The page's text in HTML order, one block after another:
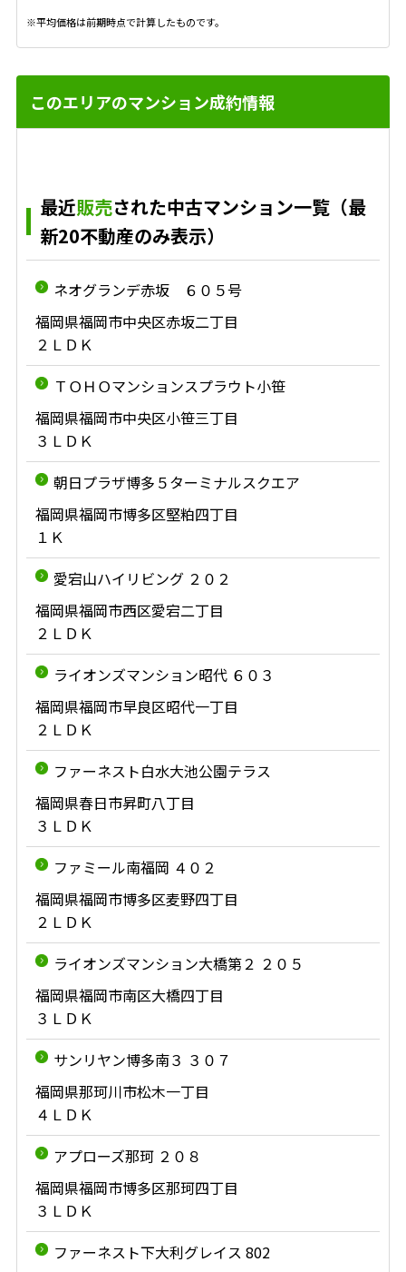
※平均価格は前期時点で計算したものです。
このエリアのマンション成約情報
最近販売された中古マンション一覧（最
新20不動産のみ表示）
ネオグランデ赤坂 ６０５号
福岡県福岡市中央区赤坂二丁目
２ＬＤＫ
ＴＯＨＯマンションスプラウト小笹
福岡県福岡市中央区小笹三丁目
３ＬＤＫ
朝日プラザ博多５ターミナルスクエア
福岡県福岡市博多区堅粕四丁目
１Ｋ
愛宕山ハイリビング ２０２
福岡県福岡市西区愛宕二丁目
２ＬＤＫ
ライオンズマンション昭代 ６０３
福岡県福岡市早良区昭代一丁目
２ＬＤＫ
ファーネスト白水大池公園テラス
福岡県春日市昇町八丁目
３ＬＤＫ
ファミール南福岡 ４０２
福岡県福岡市博多区麦野四丁目
２ＬＤＫ
ライオンズマンション大橋第２ ２０５
福岡県福岡市南区大橋四丁目
３ＬＤＫ
サンリヤン博多南３ ３０７
福岡県那珂川市松木一丁目
４ＬＤＫ
アプローズ那珂 ２０８
福岡県福岡市博多区那珂四丁目
３ＬＤＫ
ファーネスト下大利グレイス 802